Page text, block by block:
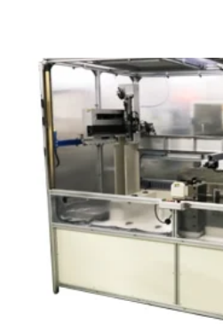
大型の製品も入る加圧脱泡装置（